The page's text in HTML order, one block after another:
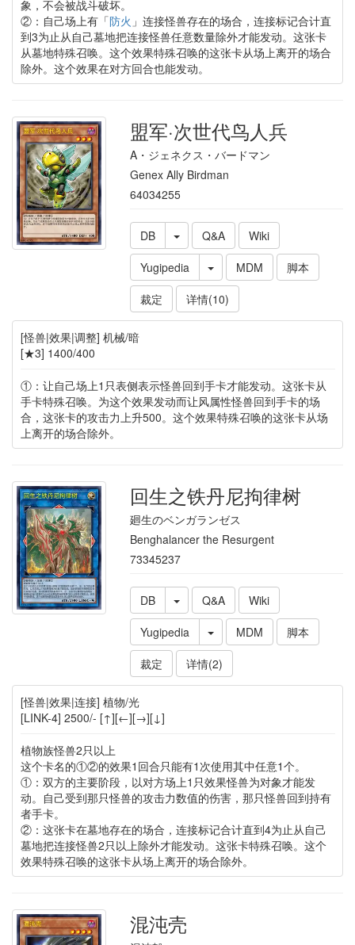
象，不会被战斗破坏。
②：自己场上有「防火 」连接怪兽存在的场合，连接标记合计直
到3为止从自己墓地把连接怪兽任意数量除外才能发动。这张卡
从墓地特殊召唤。这个效果特殊召唤的这张卡从场上离开的场合
除外。这个效果在对方回合也能发动。
盟军·次世代鸟人兵
A・ジェネクス・バードマン
Genex Ally Birdman
64034255
DB Q&A
Wiki
Yugipedia
MDM
脚本
裁定
详情(10)
[怪兽|效果|调整] 机械/暗
[★3] 1400/400
①：让自己场上1只表侧表示怪兽回到手卡才能发动。这张卡从
手卡特殊召唤。为这个效果发动而让风属性怪兽回到手卡的场
合，这张卡的攻击力上升500。这个效果特殊召唤的这张卡从场
上离开的场合除外。
回生之铁丹尼拘律树
廻生のベンガランゼス
Benghalancer the Resurgent
73345237
DB Q&A
Wiki
Yugipedia
MDM
脚本
裁定
详情(2)
[怪兽|效果|连接] 植物/光
[LINK-4] 2500/- [↑][←][→][↓]
植物族怪兽2只以上
这个卡名的①②的效果1回合只能有1次使用其中任意1个。
①：双方的主要阶段，以对方场上1只效果怪兽为对象才能发
动。自己受到那只怪兽的攻击力数值的伤害，那只怪兽回到持有
者手卡。
②：这张卡在墓地存在的场合，连接标记合计直到4为止从自己
墓地把连接怪兽2只以上除外才能发动。这张卡特殊召唤。这个
效果特殊召唤的这张卡从场上离开的场合除外。
混沌壳